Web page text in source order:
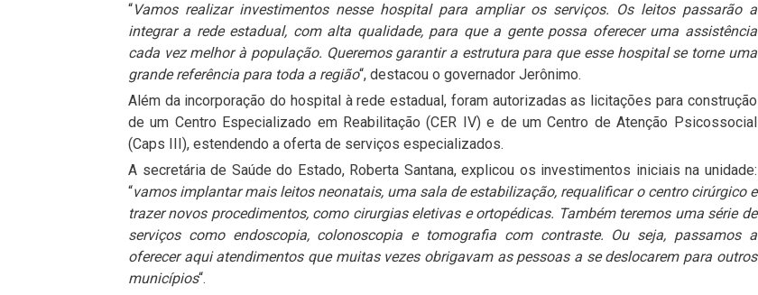
“Vamos realizar investimentos nesse hospital para ampliar os serviços. Os leitos passarão a
integrar a rede estadual, com alta qualidade, para que a gente possa oferecer uma assistência
cada vez melhor à população. Queremos garantir a estrutura para que esse hospital se torne uma
grande referência para toda a região“, destacou o governador Jerônimo.
Além da incorporação do hospital à rede estadual, foram autorizadas as licitações para construção
de um Centro Especializado em Reabilitação (CER IV) e de um Centro de Atenção Psicossocial
(Caps III), estendendo a oferta de serviços especializados.
A secretária de Saúde do Estado, Roberta Santana, explicou os investimentos iniciais na unidade:
“vamos implantar mais leitos neonatais, uma sala de estabilização, requalificar o centro cirúrgico e
trazer novos procedimentos, como cirurgias eletivas e ortopédicas. Também teremos uma série de
serviços como endoscopia, colonoscopia e tomografia com contraste. Ou seja, passamos a
oferecer aqui atendimentos que muitas vezes obrigavam as pessoas a se deslocarem para outros
municípios“.